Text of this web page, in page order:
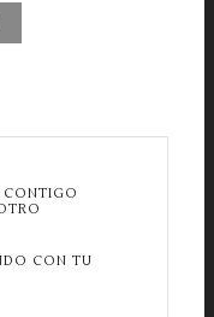
CONTIGO
CON TU